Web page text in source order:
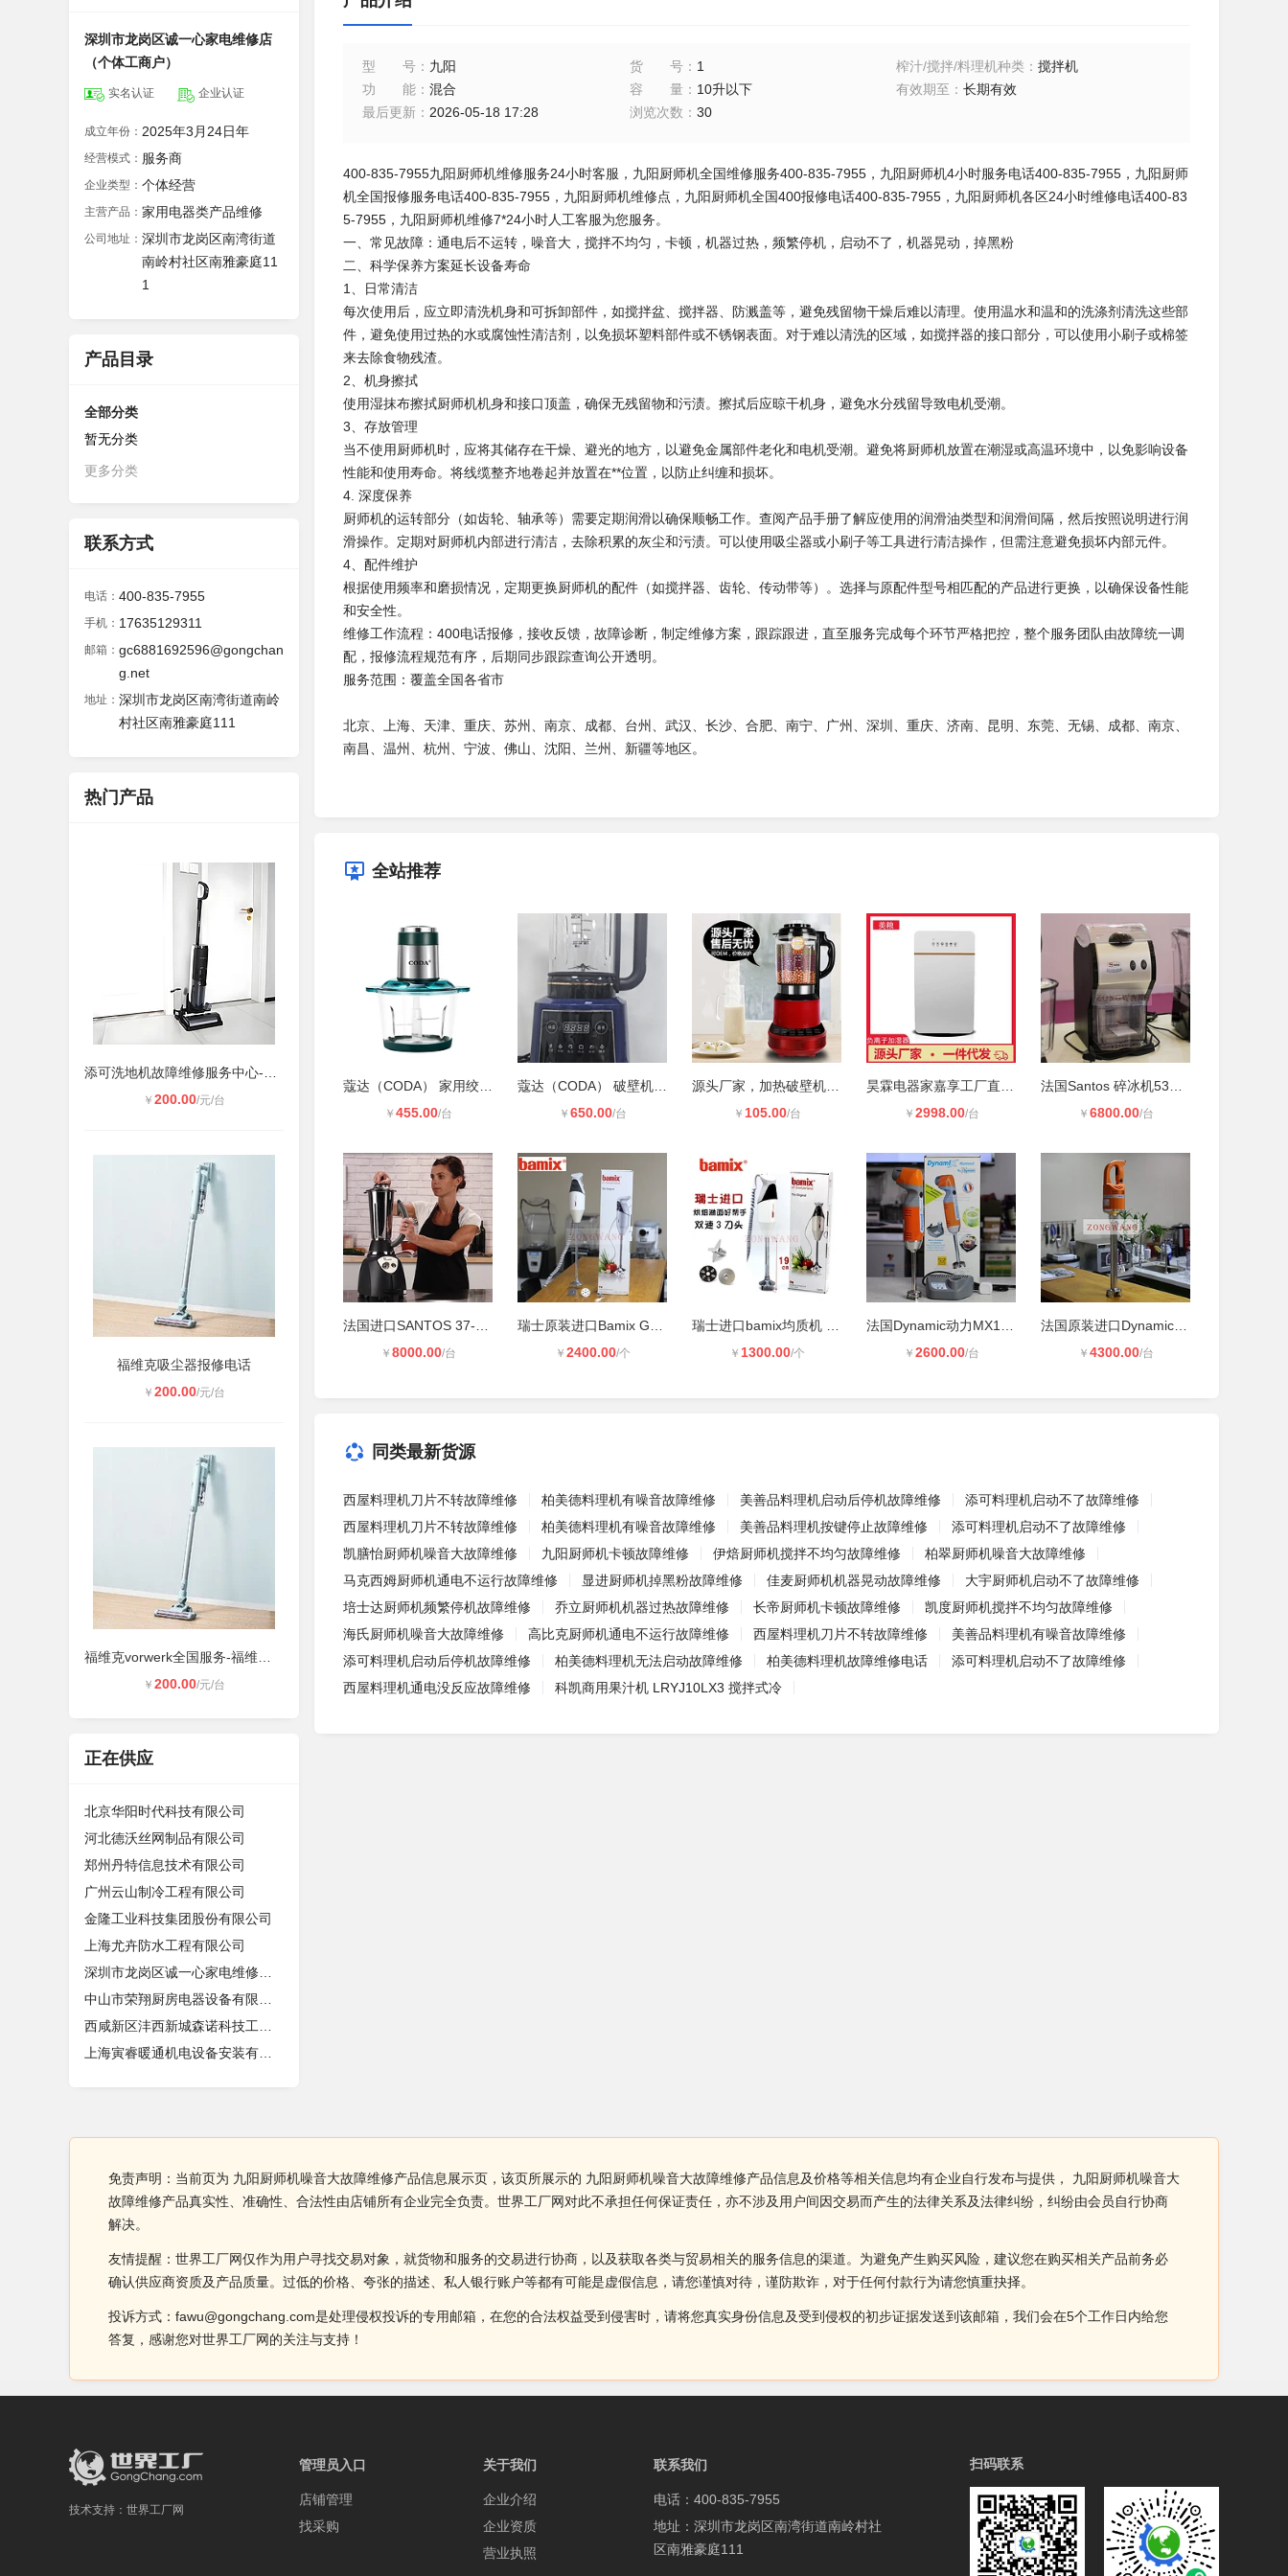
深圳市龙岗区诚一心家电维修店
（个体工商户）
实名认证 企业认证
成立年份： 2025年3月24日年
经营模式： 服务商
企业类型： 个体经营
主营产品： 家用电器类产品维修
公司地址： 深圳市龙岗区南湾街道
南岭村社区南雅豪庭11
1
产品目录
全部分类
暂无分类
更多分类
联系方式
电话： 400-835-7955
手机： 17635129311
邮箱： gc6881692596@gongchan
g.net
地址： 深圳市龙岗区南湾街道南岭
村社区南雅豪庭111
热门产品
￥ 200.00/元/台
福维克吸尘器报修电话
￥ 200.00/元/台
￥ 200.00/元/台
正在供应
北京华阳时代科技有限公司
河北德沃丝网制品有限公司
郑州丹特信息技术有限公司
广州云山制冷工程有限公司
金隆工业科技集团股份有限公司
上海尤卉防水工程有限公司
型号 ： 九阳 货号： 1 榨汁/搅拌/料理机种类 ：搅拌机
功能 ： 混合 容量： 10升以下 有效期至 ：长期有效
最后更新 ： 2026-05-18 17:28 浏览次数 ： 30
400-835-7955九阳厨师机维修服务24小时客服，九阳厨师机全国维修服务400-835-7955，九阳厨师机4小时服务电话400-835-7955，九阳厨师
机全国报修服务电话400-835-7955，九阳厨师机维修点，九阳厨师机全国400报修电话400-835-7955，九阳厨师机各区24小时维修电话400-83
5-7955，九阳厨师机维修7*24小时人工客服为您服务。
一、常见故障：通电后不运转，噪音大，搅拌不均匀，卡顿，机器过热，频繁停机，启动不了，机器晃动，掉黑粉
二、科学保养方案延长设备寿命
1、日常清洁
每次使用后，应立即清洗机身和可拆卸部件，如搅拌盆、搅拌器、防溅盖等，避免残留物干燥后难以清理。使用温水和温和的洗涤剂清洗这些部
件，避免使用过热的水或腐蚀性清洁剂，以免损坏塑料部件或不锈钢表面。对于难以清洗的区域，如搅拌器的接口部分，可以使用小刷子或棉签
来去除食物残渣。
2、机身擦拭
使用湿抹布擦拭厨师机机身和接口顶盖，确保无残留物和污渍。擦拭后应晾干机身，避免水分残留导致电机受潮。
3、存放管理
当不使用厨师机时，应将其储存在干燥、避光的地方，以避免金属部件老化和电机受潮。避免将厨师机放置在潮湿或高温环境中，以免影响设备
性能和使用寿命。将线缆整齐地卷起并放置在**位置，以防止纠缠和损坏。
4. 深度保养
厨师机的运转部分（如齿轮、轴承等）需要定期润滑以确保顺畅工作。查阅产品手册了解应使用的润滑油类型和润滑间隔，然后按照说明进行润
滑操作。定期对厨师机内部进行清洁，去除积累的灰尘和污渍。可以使用吸尘器或小刷子等工具进行清洁操作，但需注意避免损坏内部元件。
4、配件维护
根据使用频率和磨损情况，定期更换厨师机的配件（如搅拌器、齿轮、传动带等）。选择与原配件型号相匹配的产品进行更换，以确保设备性能
和安全性。
维修工作流程：400电话报修，接收反馈，故障诊断，制定维修方案，跟踪跟进，直至服务完成每个环节严格把控，整个服务团队由故障统一调
配，报修流程规范有序，后期同步跟踪查询公开透明。
服务范围：覆盖全国各省市
北京、上海、天津、重庆、苏州、南京、成都、台州、武汉、长沙、合肥、南宁、广州、深圳、重庆、济南、昆明、东莞、无锡、成都、南京、
南昌、温州、杭州、宁波、佛山、沈阳、兰州、新疆等地区。
全站推荐
￥ 455.00/台 ￥ 650.00/台 ￥ 105.00/台 ￥ 2998.00/台 ￥ 6800.00/台
￥ 8000.00/台 ￥ 2400.00/个 ￥ 1300.00/个 ￥ 2600.00/台 ￥ 4300.00/台
同类最新货源
西屋料理机刀片不转故障维修 柏美德料理机有噪音故障维修 美善品料理机启动后停机故障维修
添可料理机启动不了故障维修
西屋料理机刀片不转故障维修
柏美德料理机有噪音故障维修 美善品料理机按键停止故障维修
添可料理机启动不了故障维修
凯膳怡厨师机噪音大故障维修
九阳厨师机卡顿故障维修 伊焙厨师机搅拌不均匀故障维修
柏翠厨师机噪音大故障维修
马克西姆厨师机通电不运行故障维修
显进厨师机掉黑粉故障维修 佳麦厨师机机器晃动故障维修
大宇厨师机启动不了故障维修
培士达厨师机频繁停机故障维修
乔立厨师机机器过热故障维修 长帝厨师机卡顿故障维修
凯度厨师机搅拌不均匀故障维修
海氏厨师机噪音大故障维修
高比克厨师机通电不运行故障维修 西屋料理机刀片不转故障维修
美善品料理机有噪音故障维修
添可料理机启动后停机故障维修
柏美德料理机无法启动故障维修 柏美德料理机故障维修电话
添可料理机启动不了故障维修
西屋料理机通电没反应故障维修
科凯商用果汁机 LRYJ10LX3 搅拌式冷
免责声明：当前页为 九阳厨师机噪音大故障维修产品信息展示页，该页所展示的 九阳厨师机噪音大故障维修产品信息及价格等相关信息均有企业自行发布与提供， 九阳厨师机噪音大
故障维修产品真实性、准确性、合法性由店铺所有企业完全负责。世界工厂网对此不承担任何保证责任，亦不涉及用户间因交易而产生的法律关系及法律纠纷，纠纷由会员自行协商
解决。
友情提醒：世界工厂网仅作为用户寻找交易对象，就货物和服务的交易进行协商，以及获取各类与贸易相关的服务信息的渠道。为避免产生购买风险，建议您在购买相关产品前务必
确认供应商资质及产品质量。过低的价格、夸张的描述、私人银行账户等都有可能是虚假信息，请您谨慎对待，谨防欺诈，对于任何付款行为请您慎重抉择。
投诉方式：fawu@gongchang.com是处理侵权投诉的专用邮箱，在您的合法权益受到侵害时，请将您真实身份信息及受到侵权的初步证据发送到该邮箱，我们会在5个工作日内给您
答复，感谢您对世界工厂网的关注与支持！
技术支持： 世界工厂网
管理员入口
店铺管理
找采购
关于我们
企业介绍
企业资质
营业执照
联系我们
电话：400-835-7955
地址：深圳市龙岗区南湾街道南岭村社
区南雅豪庭111
扫码联系